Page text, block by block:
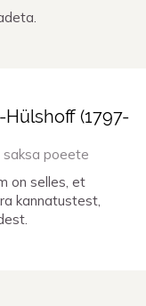
(1797-
saksa poeete
on selles, et
kannatustest,